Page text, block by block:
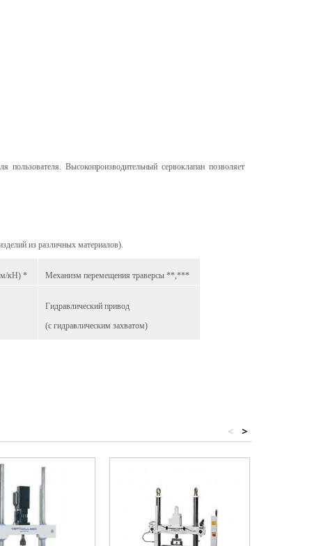
Высокопроизводительный сервоклапан позволяет
из различных материалов).
кН) * Механизм перемещения траверсы **,***
Гидравлический привод
(с гидравлическим захватом)
>
<